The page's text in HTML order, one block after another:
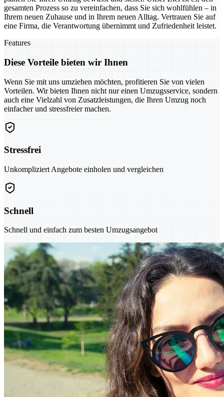
gesamten Prozess so zu vereinfachen, dass Sie sich wohlfühlen – in
Ihrem neuen Zuhause und in Ihrem neuen Alltag. Vertrauen Sie auf
eine Firma, die Verantwortung übernimmt und Zufriedenheit leistet.
Features
Diese Vorteile bieten wir Ihnen
Wenn Sie mit uns umziehen möchten, profitieren Sie von vielen
Vorteilen. Wir bieten Ihnen nicht nur einen Umzugsservice, sondern
auch eine Vielzahl von Zusatzleistungen, die Ihren Umzug noch
einfacher und stressfreier machen.
Stressfrei
Unkompliziert Angebote einholen und vergleichen
Schnell
Schnell und einfach zum besten Umzugsangebot